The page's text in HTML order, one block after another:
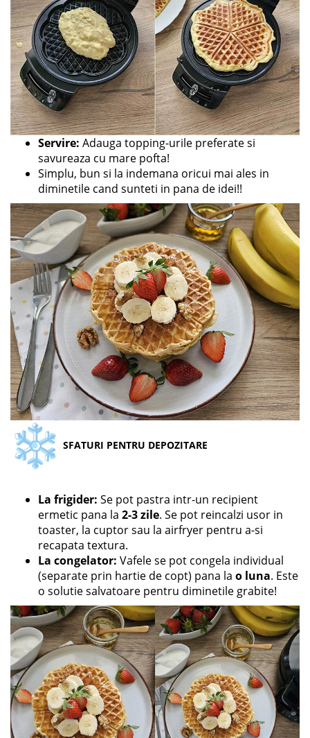
Servire: Adauga topping-urile preferate si
savureaza cu mare pofta!
Simplu, bun si la indemana oricui mai ales in
diminetile cand sunteti in pana de idei!!
SFATURI PENTRU DEPOZITARE
La frigider: Se pot pastra intr-un recipient
ermetic pana la 2-3 zile. Se pot reincalzi usor in
toaster, la cuptor sau la airfryer pentru a-si
recapata textura.
La congelator: Vafele se pot congela individual
(separate prin hartie de copt) pana la o luna. Este
o solutie salvatoare pentru diminetile grabite!